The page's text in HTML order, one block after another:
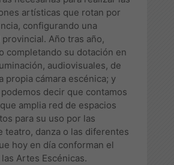
artísticas que rotan por
configurando una
Año tras año,
completando su dotación en
audiovisuales, de
propia cámara escénica; y
decir que contamos
amplia red de espacios
para su uso por las
teatro, danza o las diferentes
hoy en día conforman el
Artes Escénicas.